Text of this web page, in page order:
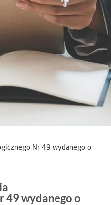
Nr 49 wydanego o
49 wydanego o